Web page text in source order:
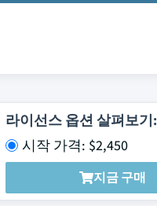
라이선스 옵션 살펴보기:
시작 가격: $2,450
지금 구매